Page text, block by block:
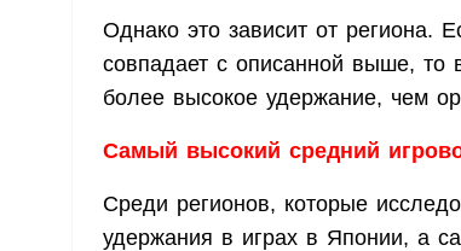
Однако это зависит от
совпадает с описанной выше, то
более высокое удержание, чем
Самый высокий средний
Среди регионов, которые
удержания в играх в Японии, а